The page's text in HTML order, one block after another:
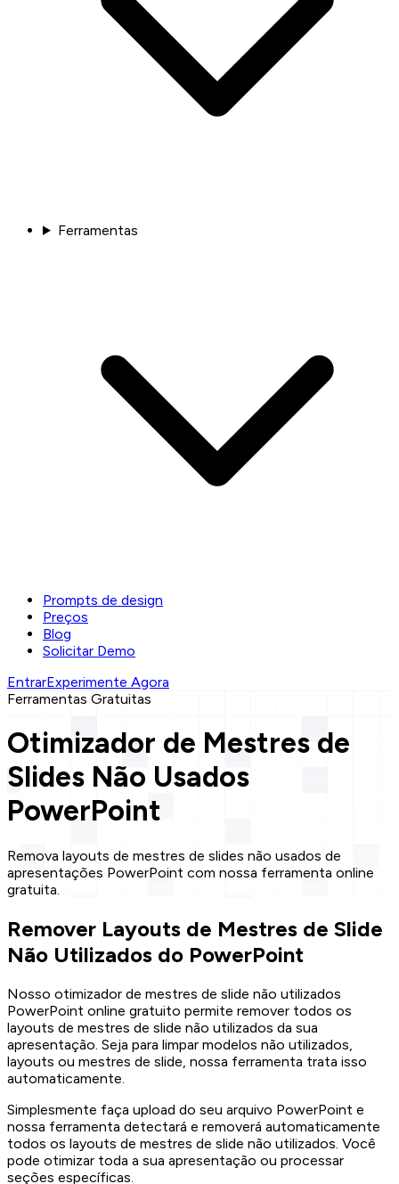
Ferramentas
Prompts de design
Preços
Blog
Solicitar Demo
EntrarExperimente Agora
Ferramentas Gratuitas
Otimizador de Mestres de
Slides Não Usados
PowerPoint
Remova layouts de mestres de slides não usados de
apresentações PowerPoint com nossa ferramenta online
gratuita.
Remover Layouts de Mestres de Slide
Não Utilizados do PowerPoint
Nosso otimizador de mestres de slide não utilizados
PowerPoint online gratuito permite remover todos os
layouts de mestres de slide não utilizados da sua
apresentação. Seja para limpar modelos não utilizados,
layouts ou mestres de slide, nossa ferramenta trata isso
automaticamente.
Simplesmente faça upload do seu arquivo PowerPoint e
nossa ferramenta detectará e removerá automaticamente
todos os layouts de mestres de slide não utilizados. Você
pode otimizar toda a sua apresentação ou processar
seções específicas.